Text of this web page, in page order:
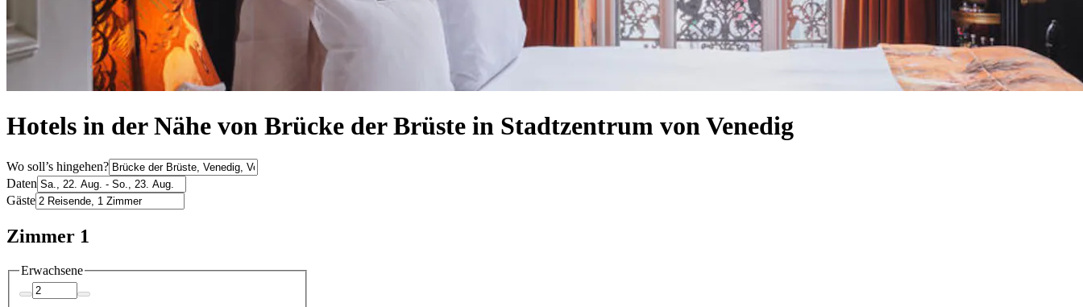
Hotels in der Nähe von Brücke der Brüste in Stadtzentrum von Venedig
Wo soll’s hingehen?
Daten
Gäste
Zimmer 1
Erwachsene